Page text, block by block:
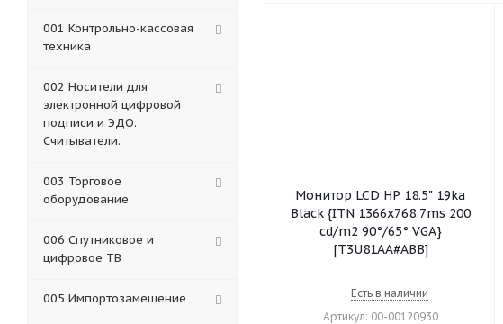
Монитор LCD HP 18.5" 19ka
Black {ITN 1366x768 7ms 200
cd/m2 90°/65° VGA}
[T3U81AA#ABB]
Есть в наличии
Артикул: 00-00120930
001 Контрольно-кассовая
техника
002 Носители для
электронной цифровой
подписи и ЭДО.
Считыватели.
003 Торговое
оборудование
006 Спутниковое и
цифровое ТВ
005 Импортозамещение